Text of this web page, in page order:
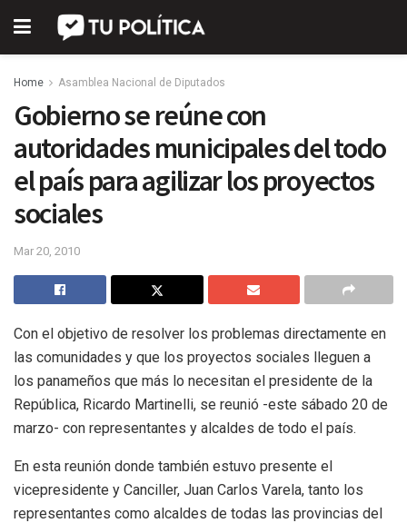
Home Asamblea Nacional de Diputados
Gobierno se reúne con
autoridades municipales del todo
el país para agilizar los proyectos
sociales
Mar 20, 2010
Con el objetivo de resolver los problemas directamente en
las comunidades y que los proyectos sociales lleguen a
los panameños que más lo necesitan el presidente de la
República, Ricardo Martinelli, se reunió -este sábado 20 de
marzo- con representantes y alcaldes de todo el país.
En esta reunión donde también estuvo presente el
vicepresidente y Canciller, Juan Carlos Varela, tanto los
representantes como alcaldes de todas las provincias del